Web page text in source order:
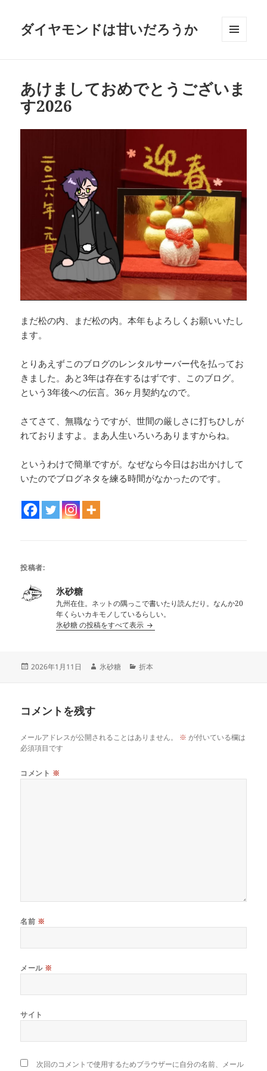
ダイヤモンドは甘いだろうか
あけましておめでとうございま
す2026
まだ松の内、まだ松の内。本年もよろしくお願いいたし
ます。
とりあえずこのブログのレンタルサーバー代を払ってお
きました。あと3年は存在するはずです、このブログ。
という3年後への伝言。36ヶ月契約なので。
さてさて、無職なうですが、世間の厳しさに打ちひしが
れておりますよ。まあ人生いろいろありますからね。
というわけで簡単ですが。なぜなら今日はお出かけして
いたのでブログネタを練る時間がなかったのです。
投稿者:
氷砂糖
九州在住。ネットの隅っこで書いたり読んだり。なんか20
年くらいカキモノしているらしい。
氷砂糖 の投稿をすべて表示
投
2026年1月11日
作
氷砂糖
カ
折本
コメントを残す
メールアドレスが公開されることはありません。 ※ が付いている欄は
必須項目です
コメント ※
名前 ※
メール ※
サイト
次回のコメントで使用するためブラウザーに自分の名前、メール